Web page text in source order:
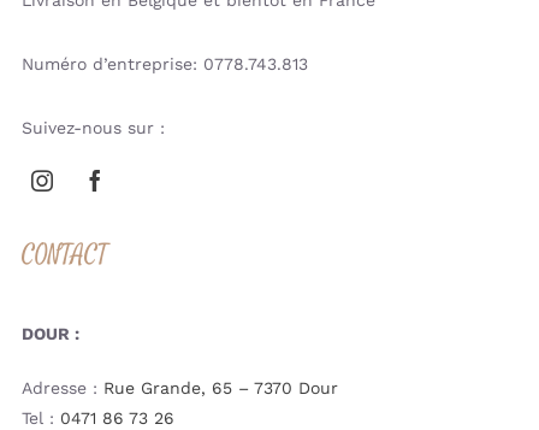
Numéro d’entreprise: 0778.743.813
Suivez-nous sur :
CONTACT
DOUR :
Adresse : Rue Grande, 65 – 7370 Dour
Tel : 0471 86 73 26